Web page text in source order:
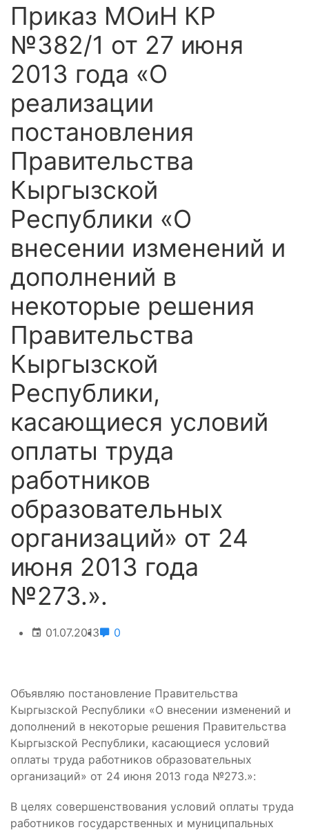
Приказ МОиН КР
№382/1 от 27 июня
2013 года «О
реализации
постановления
Правительства
Кыргызской
Республики «О
внесении изменений и
дополнений в
некоторые решения
Правительства
Кыргызской
Республики,
касающиеся условий
оплаты труда
работников
образовательных
организаций» от 24
июня 2013 года
№273.».
01.07.2013 0
Объявляю постановление Правительства
Кыргызской Республики «О внесении изменений и
дополнений в некоторые решения Правительства
Кыргызской Республики, касающиеся условий
оплаты труда работников образовательных
организаций» от 24 июня 2013 года №273.»:
В целях совершенствования условий оплаты труда
работников государственных и муниципальных